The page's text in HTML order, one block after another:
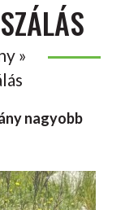
»
nagyobb